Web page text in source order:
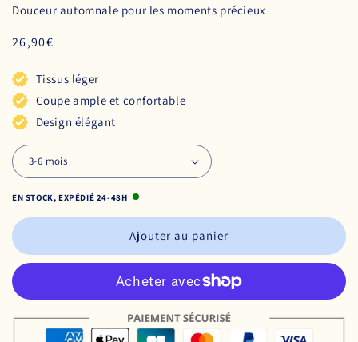
Douceur automnale pour les moments précieux
Prix
26,90€
Tissus léger
Coupe ample et confortable
Design élégant
EN STOCK, EXPÉDIÉ 24-48H
Ajouter au panier